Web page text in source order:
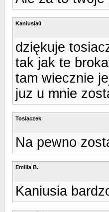
Kaniusia0
dziękuje
tak jak te
tam wiecznie
juz u mnie
Tosiaczek
Na pewno
Emilia B.
Kaniusia